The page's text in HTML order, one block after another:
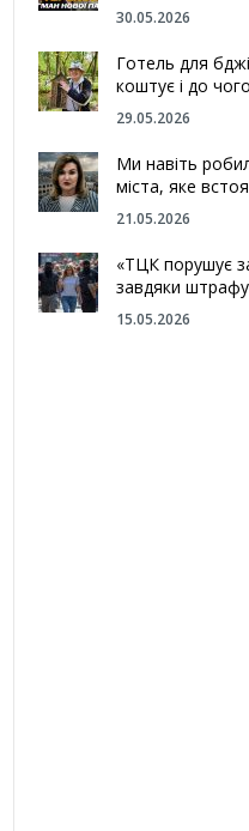
30.05.2026
Готель для
коштує і до
29.05.2026
Ми навіть
міста, яке
21.05.2026
«ТЦК порушує
завдяки
15.05.2026